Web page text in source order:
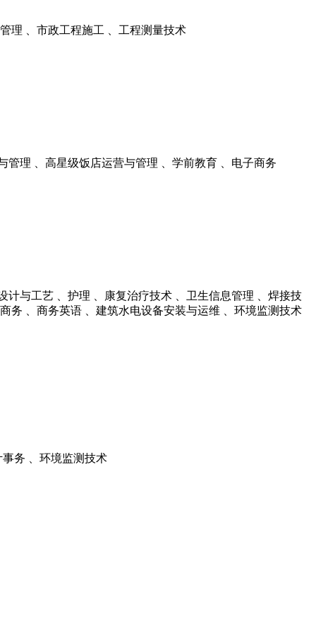
理 、市政工程施工 、工程测量技术
理 、高星级饭店运营与管理 、学前教育 、电子商务
与工艺 、护理 、康复治疗技术 、卫生信息管理 、焊接技
务 、商务英语 、建筑水电设备安装与运维 、环境监测技术
务 、环境监测技术